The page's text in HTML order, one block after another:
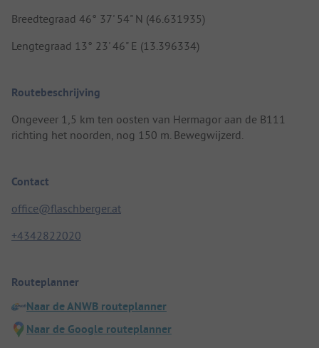
Breedtegraad 46° 37' 54" N (46.631935)
Lengtegraad 13° 23' 46" E (13.396334)
Routebeschrijving
Ongeveer 1,5 km ten oosten van Hermagor aan de B111
richting het noorden, nog 150 m. Bewegwijzerd.
Contact
office@flaschberger.at
+4342822020
Routeplanner
Naar de ANWB routeplanner
Naar de Google routeplanner